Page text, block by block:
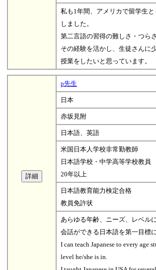
私も1年間、アメリカで留学生
しました。
第二言語の習得の難しさ・つら
その経験を活かし、生徒さんに
授業をしたいと思っています。
p先生
日本
赤坂見附
日本語、英語
米国日本人学校非常勤教師
日本語学校・中学高等学校教員
20年以上
日本語教育能力検定合格
教員免許状
あらゆる年齢、ニーズ、レベル
会話ができる日本語を第一目標に
I can teach Japanese to every age
level he/she is in.